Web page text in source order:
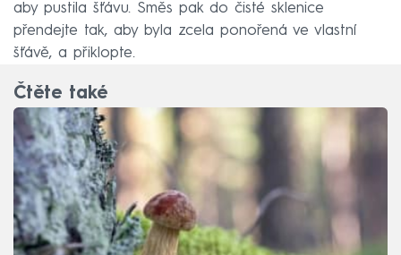
aby pustila šťávu. Směs pak do čisté sklenice
přendejte tak, aby byla zcela ponořená ve vlastní
šťávě, a přiklopte.
Čtěte také